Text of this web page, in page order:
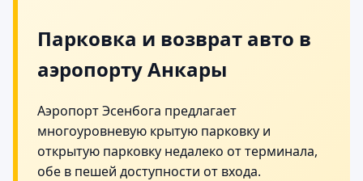
Парковка и возврат авто в
аэропорту Анкары
Аэропорт Эсенбога предлагает
многоуровневую крытую парковку и
открытую парковку недалеко от терминала,
обе в пешей доступности от входа.